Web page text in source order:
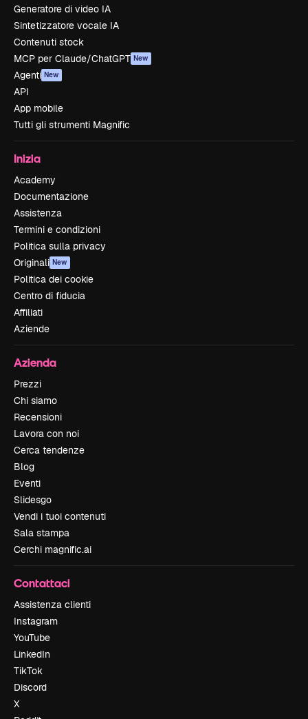
Generatore di video IA
Sintetizzatore vocale IA
Contenuti stock
MCP per Claude/ChatGPT New
Agenti New
API
App mobile
Tutti gli strumenti Magnific
Inizia
Academy
Documentazione
Assistenza
Termini e condizioni
Politica sulla privacy
Originali New
Politica dei cookie
Centro di fiducia
Affiliati
Aziende
Azienda
Prezzi
Chi siamo
Recensioni
Lavora con noi
Cerca tendenze
Blog
Eventi
Slidesgo
Vendi i tuoi contenuti
Sala stampa
Cerchi magnific.ai
Contattaci
Assistenza clienti
Instagram
YouTube
LinkedIn
TikTok
Discord
X